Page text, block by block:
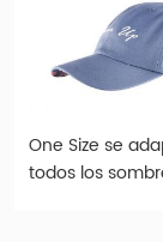
One Size se
todos los